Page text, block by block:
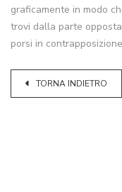
graficamente in modo
trovi dalla parte
porsi in
TORNA INDIETRO